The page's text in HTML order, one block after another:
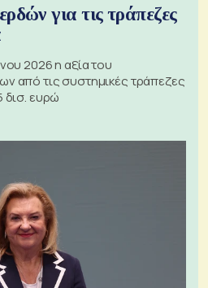
για τις τράπεζες
2026 η αξία του
από τις συστημικές τράπεζες
δισ. ευρώ